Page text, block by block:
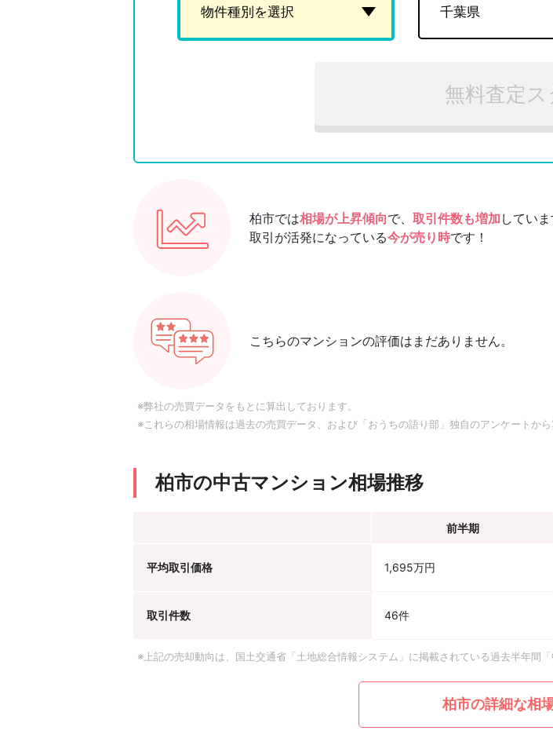
無料査定ス
柏市では相場が上昇傾向で、 取引件数も増加 していま
取引が活発になっている今が売り時です！
こちらのマンションの評価はまだありません。
※弊社の売買データをもとに算出しております。
※これらの相場情報は過去の売買データ、および「おうちの語り部」独自のアンケートか
柏市の中古マンション相場推移
前半期
平均取引価格 1,695万円
取引件数 46件
※上記の売却動向は、国土交通省「土地総合情報システム」に掲載されている過去半年間
柏市の詳細な相